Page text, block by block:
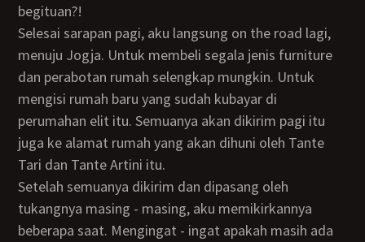
begituan?!
Selesai sarapan pagi, aku langsung on the road lagi,
menuju Jogja. Untuk membeli segala jenis furniture
dan perabotan rumah selengkap mungkin. Untuk
mengisi rumah baru yang sudah kubayar di
perumahan elit itu. Semuanya akan dikirim pagi itu
juga ke alamat rumah yang akan dihuni oleh Tante
Tari dan Tante Artini itu.
Setelah semuanya dikirim dan dipasang oleh
tukangnya masing - masing, aku memikirkannya
beberapa saat. Mengingat - ingat apakah masih ada